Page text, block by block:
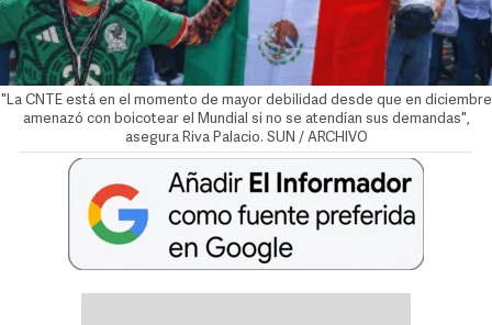
"La CNTE está en el momento de mayor debilidad desde que en diciembre
amenazó con boicotear el Mundial si no se atendían sus demandas",
asegura Riva Palacio. SUN / ARCHIVO